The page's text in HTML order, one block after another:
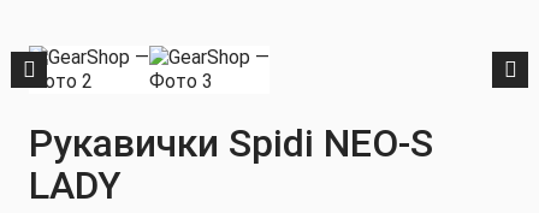
Рукавички Spidi NEO-S
LADY